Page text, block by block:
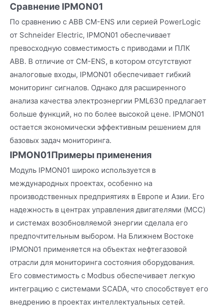
Сравнение IPMON01
По сравнению с ABB CM-ENS или серией PowerLogic
от Schneider Electric, IPMON01 обеспечивает
превосходную совместимость с приводами и ПЛК
ABB. В отличие от CM-ENS, в котором отсутствуют
аналоговые входы, IPMON01 обеспечивает гибкий
мониторинг сигналов. Однако для расширенного
анализа качества электроэнергии PML630 предлагает
больше функций, но по более высокой цене. IPMON01
остается экономически эффективным решением для
базовых задач мониторинга.
IPMON01Примеры применения
Модуль IPMON01 широко используется в
международных проектах, особенно на
производственных предприятиях в Европе и Азии. Его
надежность в центрах управления двигателями (MCC)
и системах возобновляемой энергии сделала его
предпочтительным выбором. На Ближнем Востоке
IPMON01 применяется на объектах нефтегазовой
отрасли для мониторинга состояния оборудования.
Его совместимость с Modbus обеспечивает легкую
интеграцию с системами SCADA, что способствует его
внедрению в проектах интеллектуальных сетей.